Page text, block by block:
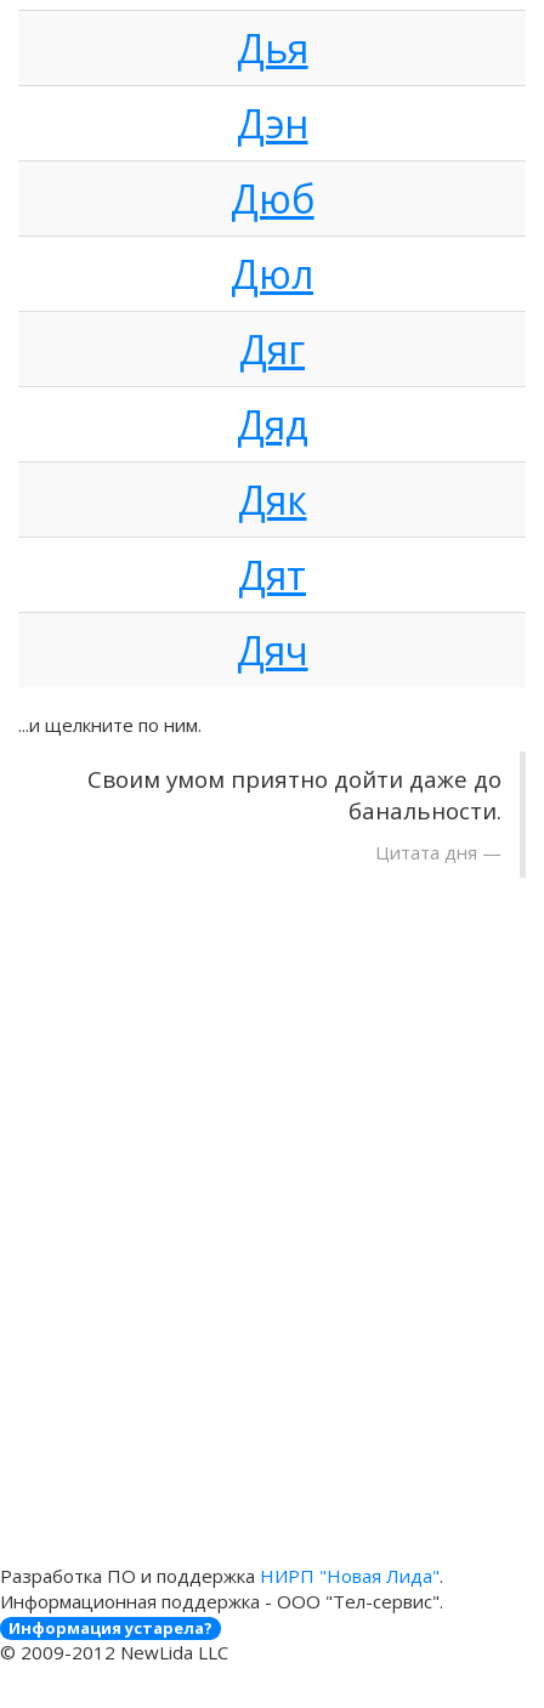
Дья
Дэн
Дюб
Дюл
Дяг
Дяд
Дяк
Дят
Дяч
...и щелкните по ним.
Своим умом приятно дойти даже до
банальности.
Цитата дня
Разработка ПО и поддержка НИРП "Новая Лида".
Информационная поддержка - ООО "Тел-сервис".
Информация устарела?
© 2009-2012 NewLida LLC